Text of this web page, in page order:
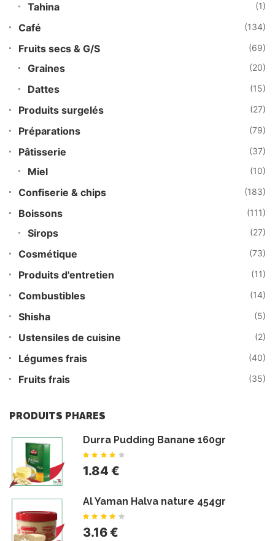
Tahina (1)
Café (134)
Fruits secs & G/S (69)
Graines (20)
Dattes (15)
Produits surgelés (27)
Préparations (79)
Pâtisserie (37)
Miel (10)
Confiserie & chips (183)
Boissons (111)
Sirops (27)
Cosmétique (73)
Produits d'entretien (11)
Combustibles (14)
Shisha (5)
Ustensiles de cuisine (2)
Légumes frais (40)
Fruits frais (35)
PRODUITS PHARES
Durra Pudding Banane 160gr
1.84 €
Al Yaman Halva nature 454gr
3.16 €